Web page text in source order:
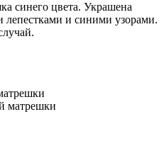
синего цвета. Украшена
и синими узорами.
матрешки